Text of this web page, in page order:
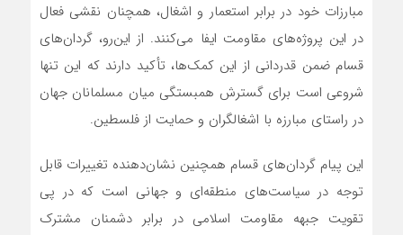
مبارزات خود در برابر استعمار و اشغال، همچنان نقشی فعال
در این پروژه‌های مقاومت ایفا می‌کنند. از این‌رو، گردان‌های
قسام ضمن قدردانی از این کمک‌ها، تأکید دارند که این تنها
شروعی است برای گسترش همبستگی میان مسلمانان جهان
در راستای مبارزه با اشغالگران و حمایت از فلسطین.
این پیام گردان‌های قسام همچنین نشان‌دهنده تغییرات قابل
توجه در سیاست‌های منطقه‌ای و جهانی است که در پی
تقویت جبهه مقاومت اسلامی در برابر دشمنان مشترک